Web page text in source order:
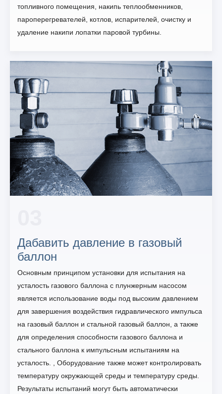
топливного помещения, накипь теплообменников,
пароперегревателей, котлов, испарителей, очистку и
удаление накипи лопатки паровой турбины.
Дабавить давление в газовый
баллон
Основным принципом установки для испытания на
усталость газового баллона с плунжерным насосом
является использование воды под высоким давлением
для завершения воздействия гидравлического импульса
на газовый баллон и стальной газовый баллон, а также
для определения способности газового баллона и
стального баллона к импульсным испытаниям на
усталость. , Оборудование также может контролировать
температуру окружающей среды и температуру среды.
Результаты испытаний могут быть автоматически